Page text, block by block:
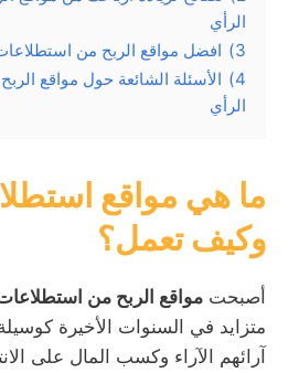
الرأي
3)
افضل مواقع الربح من استطلاعات
4)
الأسئلة الشائعة حول مواقع
الرأي
ما هي مواقع
وكيف تعمل؟
أصبحت مواقع الربح من
متزايد في السنوات الأخيرة
آرائهم الآراء وكسب المال على